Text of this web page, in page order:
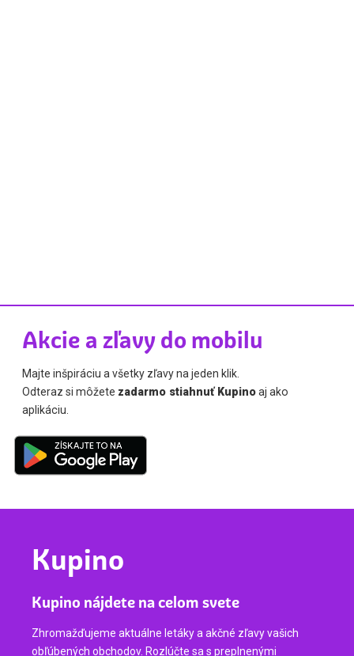
Akcie a zľavy do mobilu
Majte inšpiráciu a všetky zľavy na jeden klik.
Odteraz si môžete zadarmo stiahnuť Kupinoaj ako
aplikáciu.
Kupino
Kupino nájdete na celom svete
Zhromažďujeme aktuálne letáky a akčné zľavy vašich
obľúbených obchodov. Rozlúčte sa s preplnenými